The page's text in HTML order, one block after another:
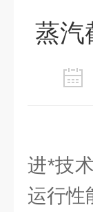
蒸汽
进*技
运行性